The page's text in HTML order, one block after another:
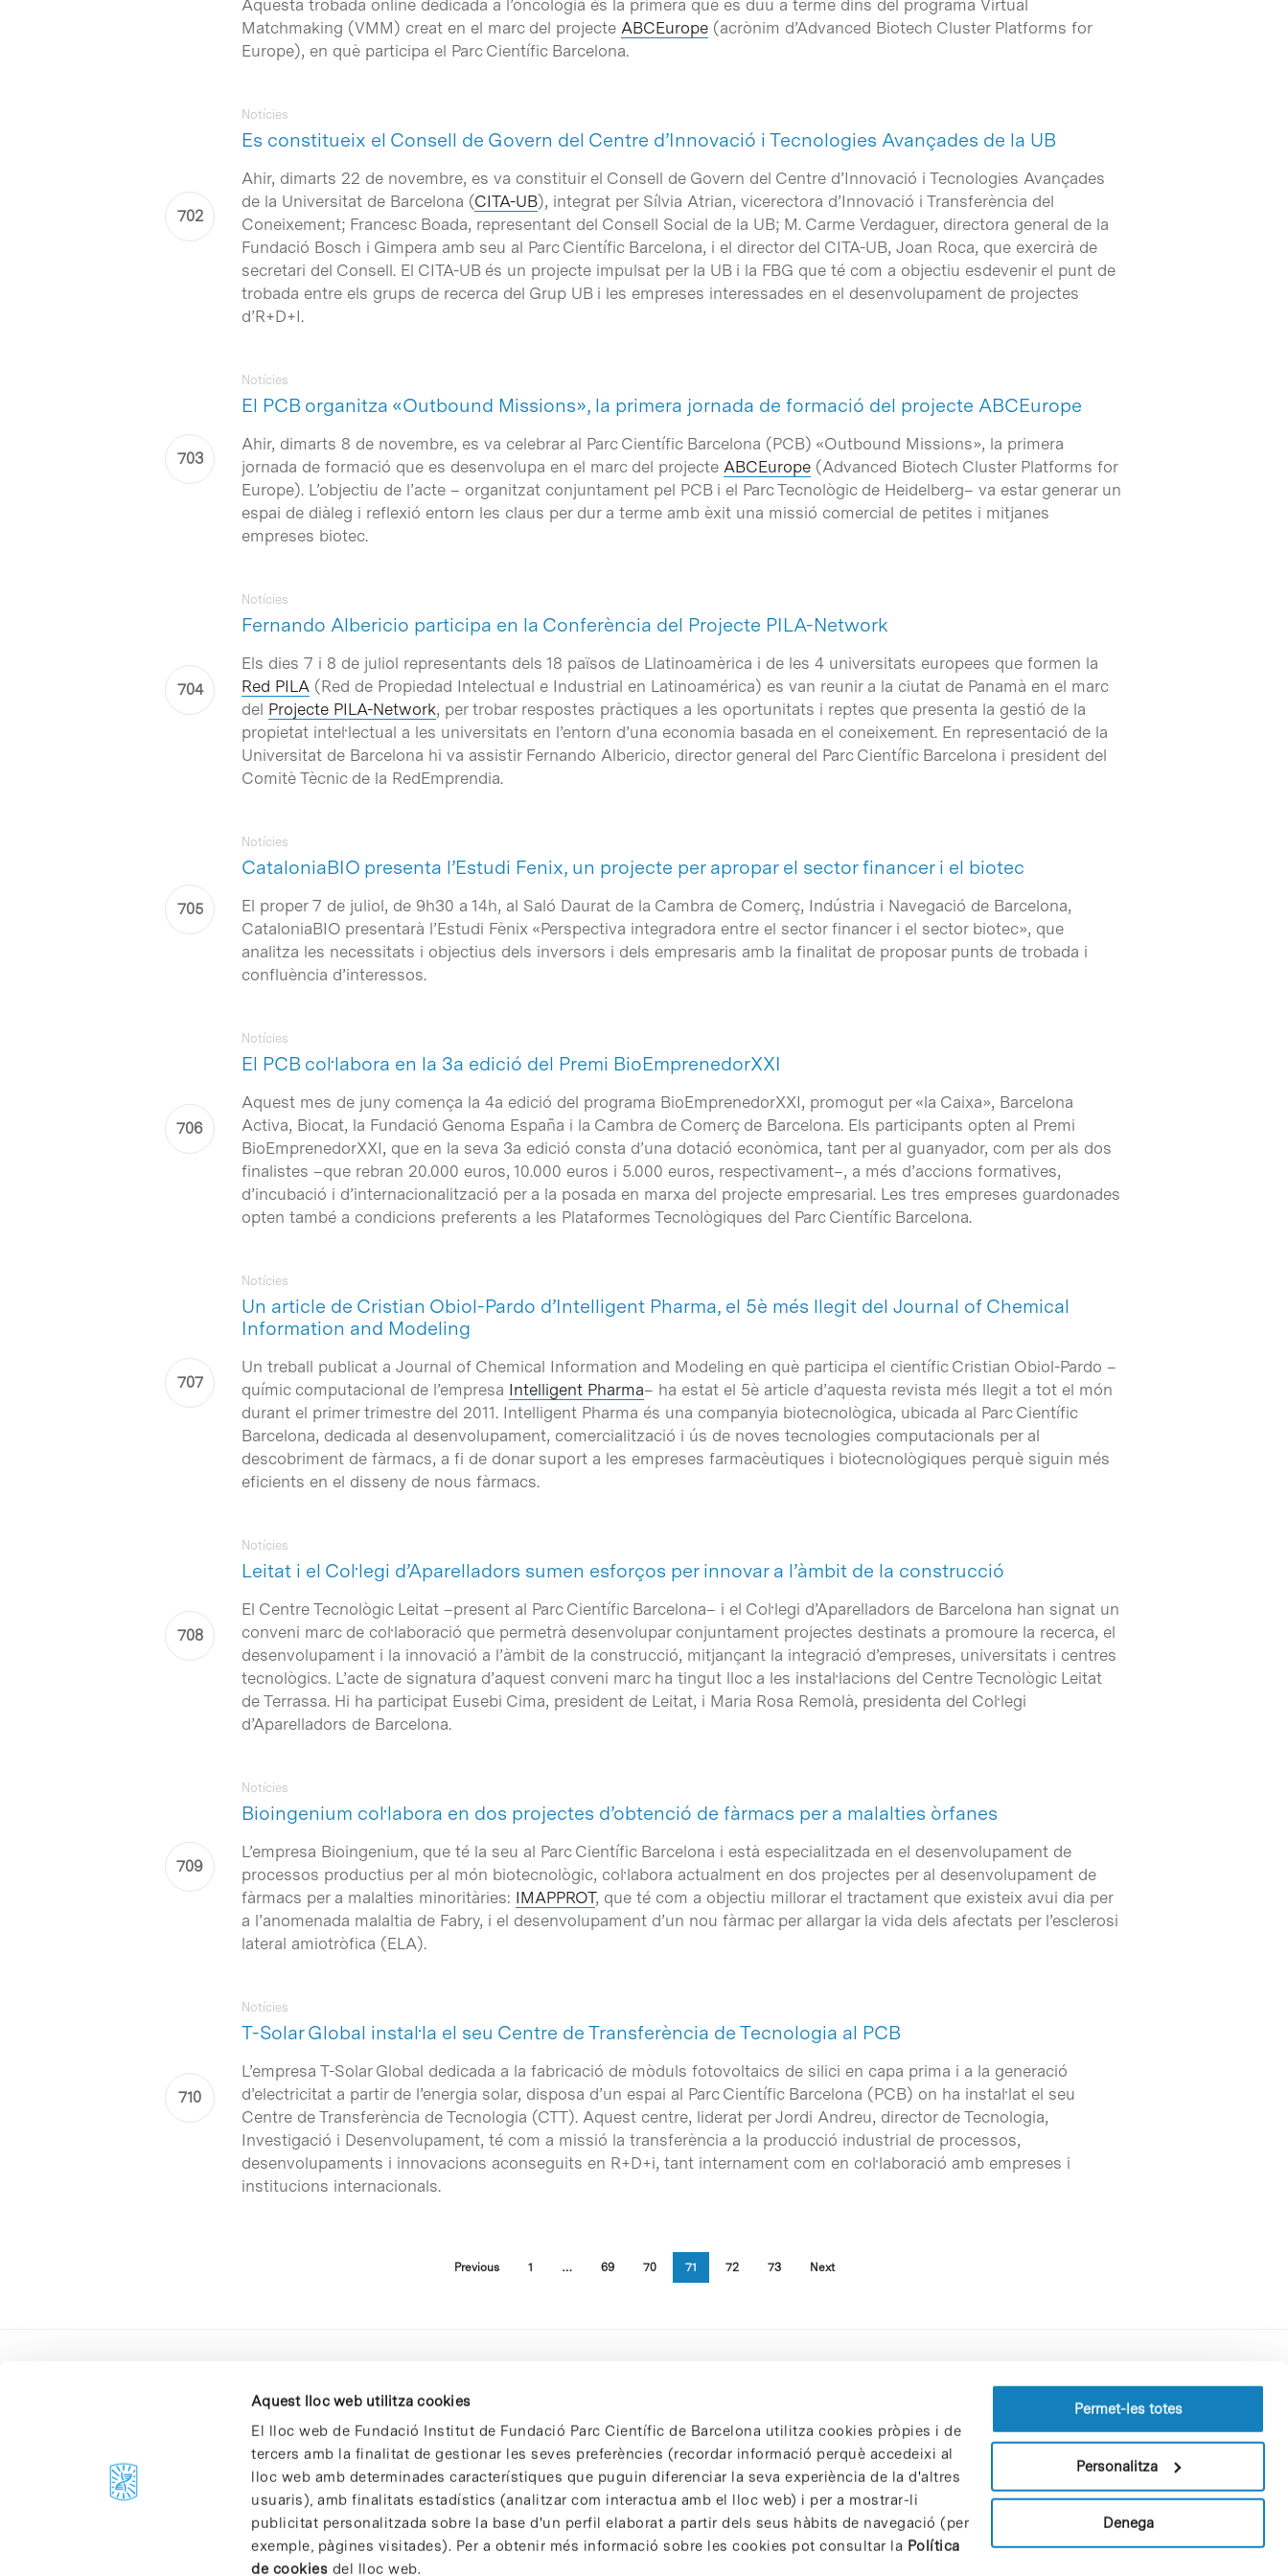
Aquest lloc web utilitza cookies
El lloc web de Fundació Institut de Fundació Parc Científic de Barcelona utilitza cookies pròpies i de
tercers amb la finalitat de gestionar les seves preferències (recordar informació perquè accedeixi al
lloc web amb determinades característiques que puguin diferenciar la seva experiència de la d'altres
usuaris), amb finalitats estadístics (analitzar com interactua amb el lloc web) i per a mostrar-li
publicitat personalitzada sobre la base d'un perfil elaborat a partir dels seus hàbits de navegació (per
exemple, pàgines visitades). Per a obtenir més informació sobre les cookies pot consultar la Política
de cookies del lloc web.
Permet-les totes
Personalitza
Denega
Intro per buscar o ESC per tancar
Aquesta trobada online dedicada a l’oncologia és la primera que es duu a terme dins del programa Virtual
Matchmaking (VMM) creat en el marc del projecte ABCEurope (acrònim d’Advanced Biotech Cluster Platforms for
Europe), en què participa el Parc Científic Barcelona.
Es constitueix el Consell de Govern del Centre d’Innovació i Tecnologies Avançades de la UB
Notícies
Ahir, dimarts 22 de novembre, es va constituir el Consell de Govern del Centre d’Innovació i Tecnologies Avançades
de la Universitat de Barcelona (CITA-UB), integrat per Sílvia Atrian, vicerectora d’Innovació i Transferència del
Coneixement; Francesc Boada, representant del Consell Social de la UB; M. Carme Verdaguer, directora general de la
Fundació Bosch i Gimpera amb seu al Parc Científic Barcelona, i el director del CITA-UB, Joan Roca, que exercirà de
secretari del Consell. El CITA-UB és un projecte impulsat per la UB i la FBG que té com a objectiu esdevenir el punt de
trobada entre els grups de recerca del Grup UB i les empreses interessades en el desenvolupament de projectes
d’R+D+I.
El PCB organitza «Outbound Missions», la primera jornada de formació del projecte ABCEurope
Notícies
Ahir, dimarts 8 de novembre, es va celebrar al Parc Científic Barcelona (PCB) «Outbound Missions», la primera
jornada de formació que es desenvolupa en el marc del projecte ABCEurope (Advanced Biotech Cluster Platforms for
Europe). L’objectiu de l’acte – organitzat conjuntament pel PCB i el Parc Tecnològic de Heidelberg– va estar generar un
espai de diàleg i reflexió entorn les claus per dur a terme amb èxit una missió comercial de petites i mitjanes
empreses biotec.
Fernando Albericio participa en la Conferència del Projecte PILA-Network
Notícies
Els dies 7 i 8 de juliol representants dels 18 països de Llatinoamèrica i de les 4 universitats europees que formen la
Red PILA (Red de Propiedad Intelectual e Industrial en Latinoamérica) es van reunir a la ciutat de Panamà en el marc
del Projecte PILA-Network, per trobar respostes pràctiques a les oportunitats i reptes que presenta la gestió de la
propietat intel·lectual a les universitats en l’entorn d’una economia basada en el coneixement. En representació de la
Universitat de Barcelona hi va assistir Fernando Albericio, director general del Parc Científic Barcelona i president del
Comitè Tècnic de la RedEmprendia.
CataloniaBIO presenta l’Estudi Fenix, un projecte per apropar el sector financer i el biotec
Notícies
El proper 7 de juliol, de 9h30 a 14h, al Saló Daurat de la Cambra de Comerç, Indústria i Navegació de Barcelona,
CataloniaBIO presentarà l’Estudi Fènix «Perspectiva integradora entre el sector financer i el sector biotec», que
analitza les necessitats i objectius dels inversors i dels empresaris amb la finalitat de proposar punts de trobada i
confluència d’interessos.
El PCB col·labora en la 3a edició del Premi BioEmprenedorXXI
Notícies
Aquest mes de juny comença la 4a edició del programa BioEmprenedorXXI, promogut per «la Caixa», Barcelona
Activa, Biocat, la Fundació Genoma España i la Cambra de Comerç de Barcelona. Els participants opten al Premi
BioEmprenedorXXI, que en la seva 3a edició consta d’una dotació econòmica, tant per al guanyador, com per als dos
finalistes –que rebran 20.000 euros, 10.000 euros i 5.000 euros, respectivament–, a més d’accions formatives,
d’incubació i d’internacionalització per a la posada en marxa del projecte empresarial. Les tres empreses guardonades
opten també a condicions preferents a les Plataformes Tecnològiques del Parc Científic Barcelona.
Un article de Cristian Obiol-Pardo d’Intelligent Pharma, el 5è més llegit del Journal of Chemical
Information and Modeling
Notícies
Un treball publicat a Journal of Chemical Information and Modeling en què participa el científic Cristian Obiol-Pardo –
químic computacional de l’empresa Intelligent Pharma– ha estat el 5è article d’aquesta revista més llegit a tot el món
durant el primer trimestre del 2011. Intelligent Pharma és una companyia biotecnològica, ubicada al Parc Científic
Barcelona, dedicada al desenvolupament, comercialització i ús de noves tecnologies computacionals per al
descobriment de fàrmacs, a fi de donar suport a les empreses farmacèutiques i biotecnològiques perquè siguin més
eficients en el disseny de nous fàrmacs.
Leitat i el Col·legi d’Aparelladors sumen esforços per innovar a l’àmbit de la construcció
Notícies
El Centre Tecnològic Leitat –present al Parc Científic Barcelona– i el Col·legi d’Aparelladors de Barcelona han signat un
conveni marc de col·laboració que permetrà desenvolupar conjuntament projectes destinats a promoure la recerca, el
desenvolupament i la innovació a l’àmbit de la construcció, mitjançant la integració d’empreses, universitats i centres
tecnològics. L’acte de signatura d’aquest conveni marc ha tingut lloc a les instal·lacions del Centre Tecnològic Leitat
de Terrassa. Hi ha participat Eusebi Cima, president de Leitat, i Maria Rosa Remolà, presidenta del Col·legi
d’Aparelladors de Barcelona.
Bioingenium col·labora en dos projectes d’obtenció de fàrmacs per a malalties òrfanes
Notícies
L’empresa Bioingenium, que té la seu al Parc Científic Barcelona i està especialitzada en el desenvolupament de
processos productius per al món biotecnològic, col·labora actualment en dos projectes per al desenvolupament de
fàrmacs per a malalties minoritàries: IMAPPROT, que té com a objectiu millorar el tractament que existeix avui dia per
a l’anomenada malaltia de Fabry, i el desenvolupament d’un nou fàrmac per allargar la vida dels afectats per l’esclerosi
lateral amiotròfica (ELA).
T-Solar Global instal·la el seu Centre de Transferència de Tecnologia al PCB
Notícies
L’empresa T-Solar Global dedicada a la fabricació de mòduls fotovoltaics de silici en capa prima i a la generació
d’electricitat a partir de l’energia solar, disposa d’un espai al Parc Científic Barcelona (PCB) on ha instal·lat el seu
Centre de Transferència de Tecnologia (CTT). Aquest centre, liderat per Jordi Andreu, director de Tecnologia,
Investigació i Desenvolupament, té com a missió la transferència a la producció industrial de processos,
desenvolupaments i innovacions aconseguits en R+D+i, tant internament com en col·laboració amb empreses i
institucions internacionals.
Previous 1 … 69 70 71 72 73 Next
C/Baldiri Reixac, 4-12 i 15
Perfil del contractant
Política de privacitat
Avís Legal
Política de cookies
Patrons i patrocinadors
Borsa de treball
Contacte